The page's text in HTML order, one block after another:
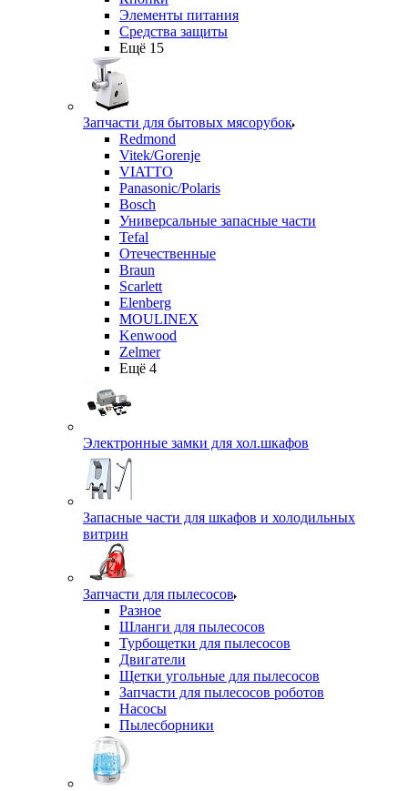
Элементы питания
Средства защиты
Ещё 15
Запчасти для бытовых мясорубок
Redmond
Vitek/Gorenje
VIATTO
Panasonic/Polaris
Bosch
Универсальные запасные части
Tefal
Отечественные
Braun
Scarlett
Elenberg
MOULINEX
Kenwood
Zelmer
Ещё 4
Электронные замки для хол.шкафов
Запасные части для шкафов и холодильных
витрин
Запчасти для пылесосов
Разное
Шланги для пылесосов
Турбощетки для пылесосов
Двигатели
Щетки угольные для пылесосов
Запчасти для пылесосов роботов
Насосы
Пылесборники